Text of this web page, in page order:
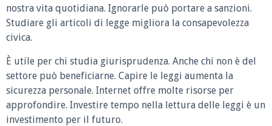
nostra vita quotidiana. Ignorarle può portare a sanzioni.
Studiare gli articoli di legge migliora la consapevolezza
civica.
È utile per chi studia giurisprudenza. Anche chi non è del
settore può beneficiarne. Capire le leggi aumenta la
sicurezza personale. Internet offre molte risorse per
approfondire. Investire tempo nella lettura delle leggi è un
investimento per il futuro.